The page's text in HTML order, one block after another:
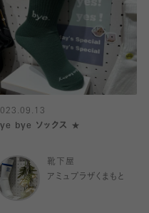
bye ソックス ★
靴下屋
アミュプラザくまもと